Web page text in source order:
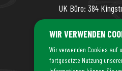
UK Büro: 384
WIR VERWENDEN
Wir verwenden Cookies auf
fortgesetzte Nutzung